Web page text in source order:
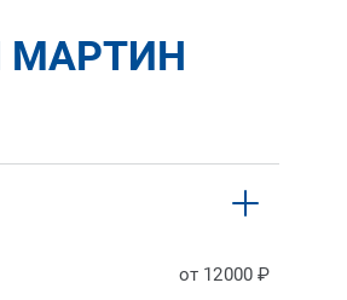
МАРТИН
от 12000 ₽